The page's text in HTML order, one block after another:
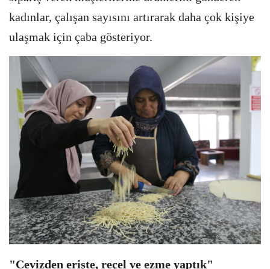
kadınlar, çalışan sayısını artırarak daha çok kişiye
ulaşmak için çaba gösteriyor.
"Cevizden erişte, reçel ve ezme yaptık"